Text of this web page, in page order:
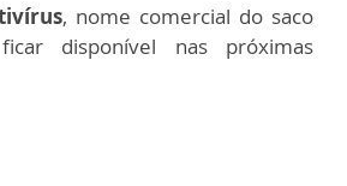
, nome comercial do saco
disponível nas próximas